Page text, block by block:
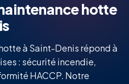
hotte
à Saint-Denis répond à
: sécurité incendie,
HACCP. Notre